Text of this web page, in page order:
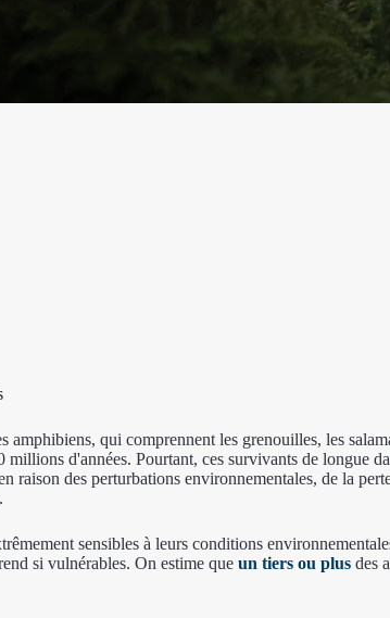
amphibiens, qui comprennent les grenouilles, les
millions d'années. Pourtant, ces survivants de longue
raison des perturbations environnementales, de la
sensibles à leurs conditions
si vulnérables. On estime que un tiers ou plus des